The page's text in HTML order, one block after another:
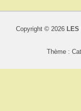
Copyright © 2026 LES
Thème :